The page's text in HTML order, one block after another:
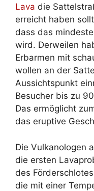
Lava die
erreicht haben
dass das
wird. Derweilen
Erbarmen mit
wollen an der
Aussichtspunkt
Besucher bis zu
Das ermöglicht
das eruptive
Die Vulkanologen
die ersten
des
die mit einer